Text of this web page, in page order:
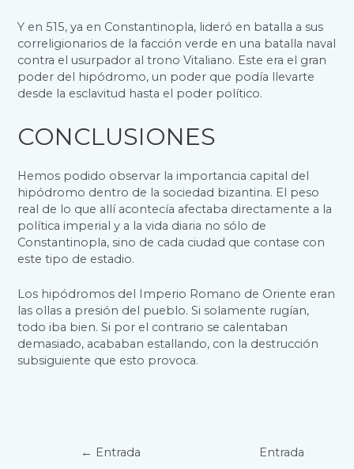
Y en 515, ya en Constantinopla, lideró en batalla a sus
correligionarios de la facción verde en una batalla naval
contra el usurpador al trono Vitaliano. Este era el gran
poder del hipódromo, un poder que podía llevarte
desde la esclavitud hasta el poder político.
CONCLUSIONES
Hemos podido observar la importancia capital del
hipódromo dentro de la sociedad bizantina. El peso
real de lo que allí acontecía afectaba directamente a la
política imperial y a la vida diaria no sólo de
Constantinopla, sino de cada ciudad que contase con
este tipo de estadio.
Los hipódromos del Imperio Romano de Oriente eran
las ollas a presión del pueblo. Si solamente rugían,
todo iba bien. Si por el contrario se calentaban
demasiado, acababan estallando, con la destrucción
subsiguiente que esto provoca.
Navegación
← Entrada
Entrada